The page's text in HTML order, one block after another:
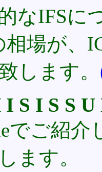
なIFSに
相場が、
します。
S I S S
でご紹
ます。